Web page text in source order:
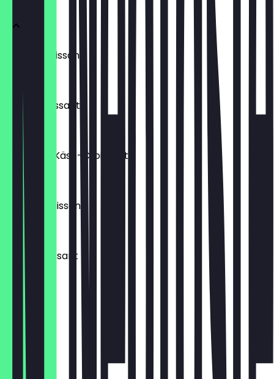
Laugencroissant
Buttercroissant
€ 1,60
Schinken-Käse-Croissant
€ 1,80
Schokocroissant
€ 1,80
Nuss-Croissant
€ 1,80